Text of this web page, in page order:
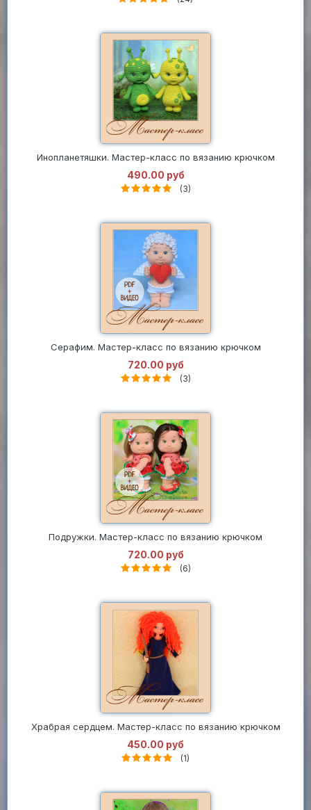
Инопланетяшки. Мастер-класс по вязанию крючком
490.00 руб
(3)
Серафим. Мастер-класс по вязанию крючком
720.00 руб
(3)
Подружки. Мастер-класс по вязанию крючком
720.00 руб
(6)
Храбрая сердцем. Мастер-класс по вязанию крючком
450.00 руб
(1)